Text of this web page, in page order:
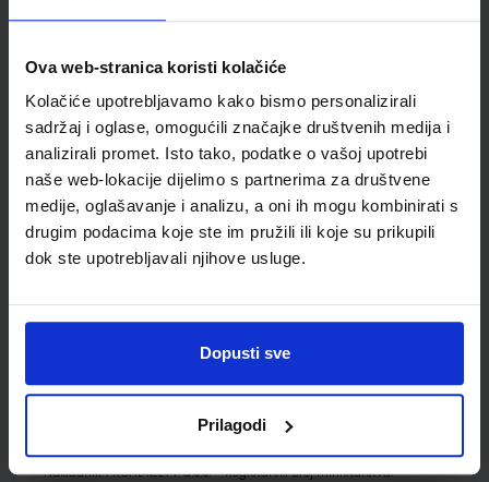
Ova web-stranica koristi kolačiće
Kolačiće upotrebljavamo kako bismo personalizirali
sadržaj i oglase, omogućili značajke društvenih medija i
analizirali promet. Isto tako, podatke o vašoj upotrebi
naše web-lokacije dijelimo s partnerima za društvene
medije, oglašavanje i analizu, a oni ih mogu kombinirati s
drugim podacima koje ste im pružili ili koje su prikupili
dok ste upotrebljavali njihove usluge.
Dopusti sve
Prilagodi
EUREKA 3; nastavni listići za prirodu i društvo u trećem
razredu osnovne škole
Autor(i):Jasminka Viher
Nakladnik: ŠKOLSKA KNJIGA d.d.
Registarski broj ministarstva:
7008-DOM3
SKU:567196 CIJENA:10,00 €
Udžbenik
GLAZBENI KRUG 3; udžbenik, radni obrazovni materijali iz
Nakladnik:PROFIL KLETT d.o.o. Registarski broj ministarstva: